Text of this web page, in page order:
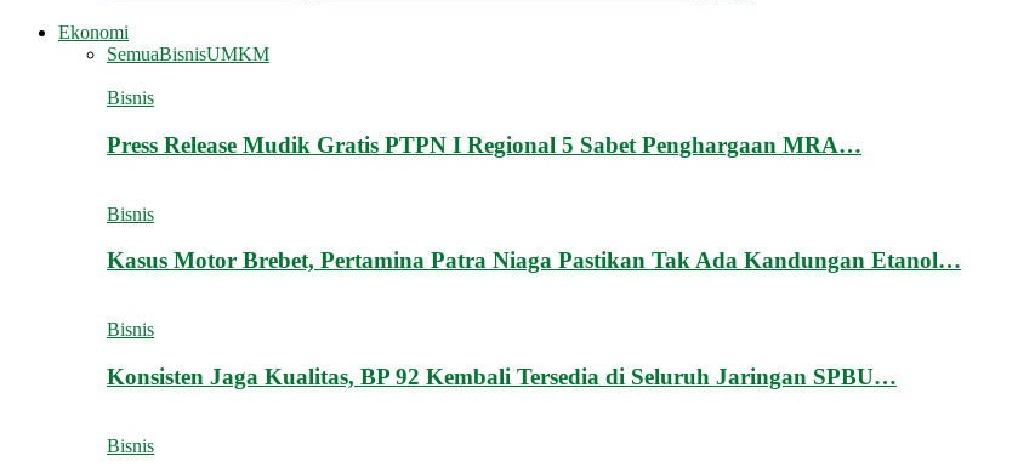
Ekonomi
SemuaBisnisUMKM
Bisnis
Press Release Mudik Gratis PTPN I Regional 5 Sabet Penghargaan MRA…
Bisnis
Kasus Motor Brebet, Pertamina Patra Niaga Pastikan Tak Ada Kandungan Etanol…
Bisnis
Konsisten Jaga Kualitas, BP 92 Kembali Tersedia di Seluruh Jaringan SPBU…
Bisnis